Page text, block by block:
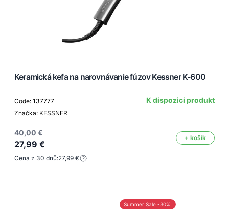
Keramická kefa na narovnávanie fúzov Kessner K-600
Code: 137777
Značka: KESSNER
K dispozici produkt
40,00 €
27,99 €
+ košík
Cena z 30 dnů:27,99 €
Summer Sale -30%